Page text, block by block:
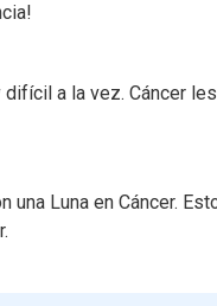
difícil a la vez. Cáncer
Luna en Cáncer.